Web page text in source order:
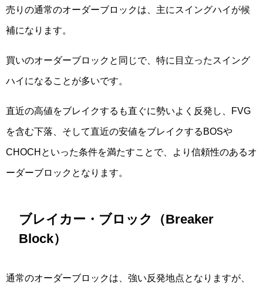
売りの通常のオーダーブロックは、主にスイングハイが候
補になります。
買いのオーダーブロックと同じで、特に目立ったスイング
ハイになることが多いです。
直近の高値をブレイクするも直ぐに勢いよく反発し、FVG
を含む下落、そして直近の安値をブレイクするBOSや
CHOCHといった条件を満たすことで、より信頼性のあるオ
ーダーブロックとなります。
ブレイカー・ブロック（Breaker
Block）
通常のオーダーブロックは、強い反発地点となりますが、